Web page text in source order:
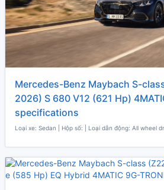
Mercedes-Benz Maybach S-
2026) S 680 V12 (621 Hp)
specifications
Loại xe: Sedan | Hộp số: | Loại dẫn động: All wheel